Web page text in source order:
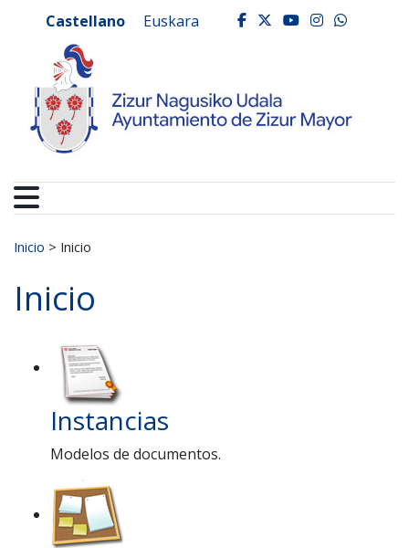
Ayuntamiento de
Castellano Euskara facebook
twitter
youtube
Buscar:
Inicio > Inicio
Inicio
Instancias
Modelos de documentos.